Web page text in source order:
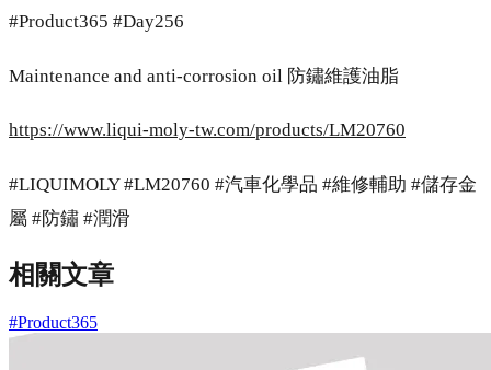
#Product365 #Day256
Maintenance and anti-corrosion oil 防鏽維護油脂
https://www.liqui-moly-tw.com/products/LM20760
#LIQUIMOLY #LM20760 #汽車化學品 #維修輔助 #儲存金
屬 #防鏽 #潤滑
相關文章
#Product365